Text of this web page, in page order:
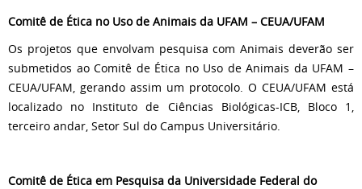
Comitê de Ética no Uso de Animais da UFAM – CEUA/UFAM
Os projetos que envolvam pesquisa com Animais deverão ser
submetidos ao Comitê de Ética no Uso de Animais da UFAM –
CEUA/UFAM, gerando assim um protocolo. O CEUA/UFAM está
localizado no Instituto de Ciências Biológicas-ICB, Bloco 1,
terceiro andar, Setor Sul do Campus Universitário.
Comitê de Ética em Pesquisa da Universidade Federal do